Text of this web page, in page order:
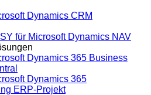
Dynamics CRM
für Microsoft Dynamics NAV
Dynamics 365 Business
Dynamics 365
ERP-Projekt